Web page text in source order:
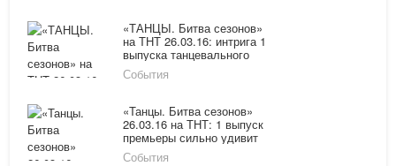
«ТАНЦЫ. Битва сезонов»
на ТНТ 26.03.16: интрига 1
выпуска танцевального
шоу
События
«Танцы. Битва сезонов»
26.03.16 на ТНТ: 1 выпуск
премьеры сильно удивит
зрителей
События